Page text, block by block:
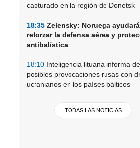
capturado en la región de Donetsk
18:35 Zelensky: Noruega
reforzar la defensa aérea y
antibalística
18:10 Inteligencia lituana informa de
posibles provocaciones rusas con
ucranianos en los países bálticos
TODAS LAS NOTICIAS